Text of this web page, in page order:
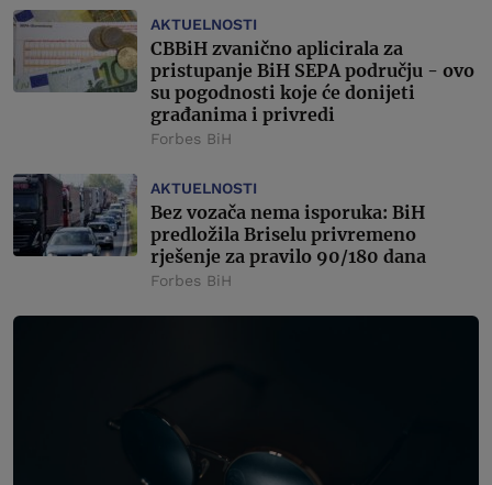
AKTUELNOSTI
CBBiH zvanično aplicirala za
pristupanje BiH SEPA području - ovo
su pogodnosti koje će donijeti
građanima i privredi
Forbes BiH
AKTUELNOSTI
Bez vozača nema isporuka: BiH
predložila Briselu privremeno
rješenje za pravilo 90/180 dana
Forbes BiH